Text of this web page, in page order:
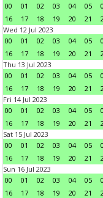
00
01 02 03 04 05
16
17 18 19 20 21
Wed 12 Jul 2023
00
01 02 03 04 05
16
17 18 19 20 21
Thu 13 Jul 2023
00
01 02 03 04 05
16
17 18 19 20 21
Fri 14 Jul 2023
00
01 02 03 04 05
16
17 18 19 20 21
Sat 15 Jul 2023
00
01 02 03 04 05
16
17 18 19 20 21
Sun 16 Jul 2023
00
01 02 03 04 05
16
17 18 19 20 21